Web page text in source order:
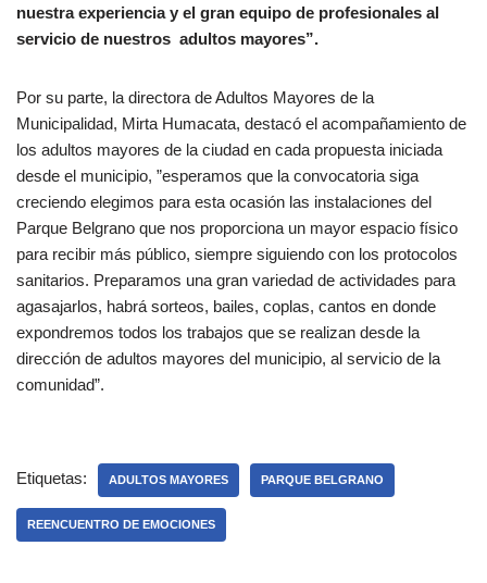
nuestra experiencia y el gran equipo de profesionales al
servicio de nuestros adultos mayores”.
Por su parte, la directora de Adultos Mayores de la
Municipalidad, Mirta Humacata, destacó el acompañamiento de
los adultos mayores de la ciudad en cada propuesta iniciada
desde el municipio, ”esperamos que la convocatoria siga
creciendo elegimos para esta ocasión las instalaciones del
Parque Belgrano que nos proporciona un mayor espacio físico
para recibir más público, siempre siguiendo con los protocolos
sanitarios. Preparamos una gran variedad de actividades para
agasajarlos, habrá sorteos, bailes, coplas, cantos en donde
expondremos todos los trabajos que se realizan desde la
dirección de adultos mayores del municipio, al servicio de la
comunidad”.
Etiquetas: ADULTOS MAYORES PARQUE BELGRANO
REENCUENTRO DE EMOCIONES